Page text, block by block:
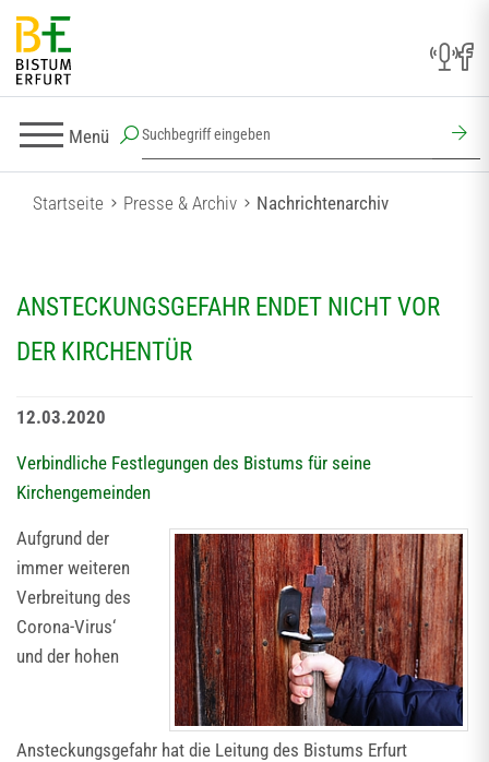
Menü
Startseite Presse & Archiv Nachrichtenarchiv
ANSTECKUNGSGEFAHR ENDET NICHT VOR
DER KIRCHENTÜR
12.03.2020
Verbindliche Festlegungen des Bistums für seine
Kirchengemeinden
Aufgrund der
immer weiteren
Verbreitung des
Corona-Virus‘
und der hohen
Ansteckungsgefahr hat die Leitung des Bistums Erfurt